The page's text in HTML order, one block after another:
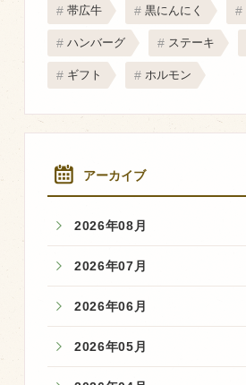
帯広牛 黒にんにく
ハンバーグ ステーキ
ギフト ホルモン
アーカイブ
2026年08月
2026年07月
2026年06月
2026年05月